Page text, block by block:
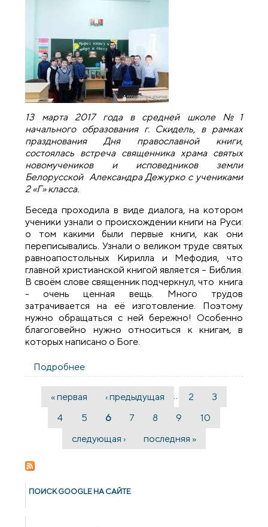
13 марта 2017 года в средней школе №1
начального образования г. Скидель, в рамках
празднования Дня православной книги,
состоялась встреча священника храма святых
новомучеников и исповедников земли
Белорусской Александра Дежурко с учениками
2 «Г» класса.
Беседа проходила в виде диалога, на котором
ученики узнали о происхождении книги на Руси:
о том какими были первые книги, как они
переписывались. Узнали о великом труде святых
равноапостольных Кирилла и Мефодия, что
главной христианской книгой является – Библия.
В своём слове священник подчеркнул, что книга
- очень ценная вещь. Много трудов
затрачивается на её изготовление. Поэтому
нужно обращаться с ней бережно! Особенно
благоговейно нужно относиться к книгам, в
которых написано о Боге.
Подробнее
православной книги, состоялась встреча
учеников школы №1 со священником
Страницы
« первая ‹ предыдущая … 2
3
4
5 6 7 8 9
10
следующая ›
последняя »
ПОИСК GOОGLE НА САЙТЕ